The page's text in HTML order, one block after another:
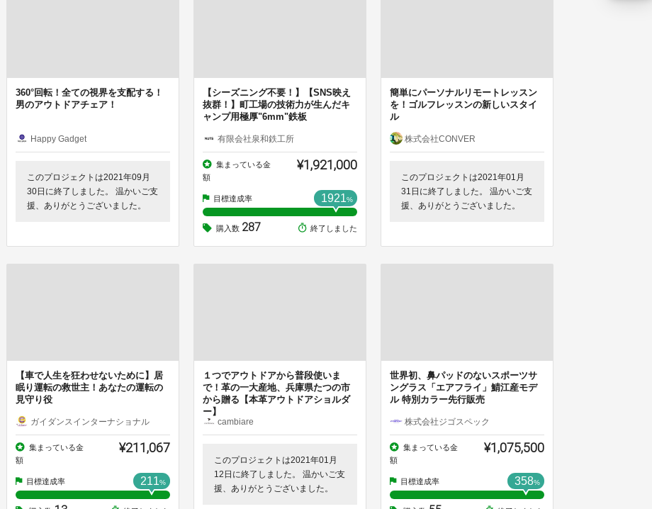
360°回転！全ての視界を支配する！
男のアウトドアチェア！
Happy Gadget
このプロジェクトは2021年09月
30日に終了しました。 温かいご支
援、ありがとうございました。
【シーズニング不要！】【SNS映え
抜群！】町工場の技術力が生んだキ
ャンプ用極厚"6mm"鉄板
有限会社泉和鉄工所
集まっている金
額
¥1,921,000
目標達成率 1921%
購入数 287 終了しました
簡単にパーソナルリモートレッスン
を！ゴルフレッスンの新しいスタイ
ル
株式会社CONVER
このプロジェクトは2021年01月
31日に終了しました。 温かいご支
援、ありがとうございました。
【車で人生を狂わせないために】居
眠り運転の救世主！あなたの運転の
見守り役
ガイダンスインターナショナル
集まっている金
額
¥211,067
目標達成率 211%
１つでアウトドアから普段使いま
で！革の一大産地、兵庫県たつの市
から贈る【本革アウトドアショルダ
ー】
cambiare
このプロジェクトは2021年01月
12日に終了しました。 温かいご支
援、ありがとうございました。
世界初、鼻パッドのないスポーツサ
ングラス「エアフライ」鯖江産モデ
ル 特別カラー先行販売
株式会社ジゴスペック
集まっている金
額
¥1,075,500
目標達成率 358%